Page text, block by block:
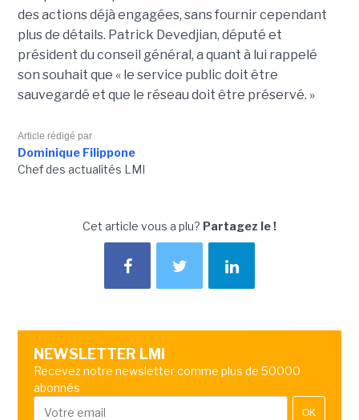
des actions déjà engagées, sans fournir cependant
plus de détails. Patrick Devedjian, député et
président du conseil général, a quant à lui rappelé
son souhait que « le service public doit être
sauvegardé et que le réseau doit être préservé. »
Article rédigé par
Dominique Filippone
Chef des actualités LMI
Cet article vous a plu? Partagez le !
NEWSLETTER LMI
Recevez notre newsletter comme plus de 50000
abonnés
OK